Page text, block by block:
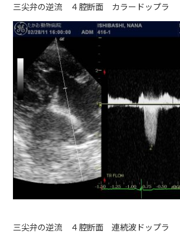
三尖弁の逆流 ４腔断面 カラードップラ
三尖弁の逆流 ４腔断面 連続波ドップラ